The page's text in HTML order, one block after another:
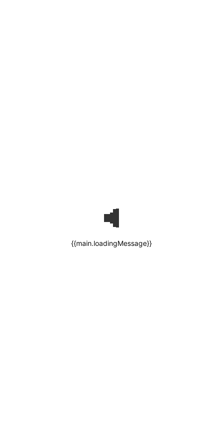
{{main.loadingMessage}}